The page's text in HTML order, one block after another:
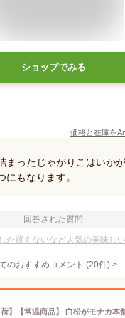
ショップでみる
価格と在庫を
まったじゃがりこはいかが
にもなります。
回答された質問
か買えないなど人気の美味し
のおすすめコメント (20件) >